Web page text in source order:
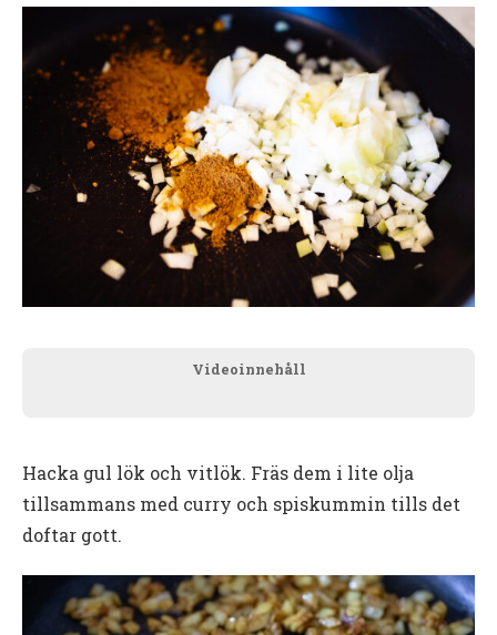
Videoinnehåll
Hacka gul lök och vitlök. Fräs dem i lite olja
tillsammans med curry och spiskummin tills det
doftar gott.